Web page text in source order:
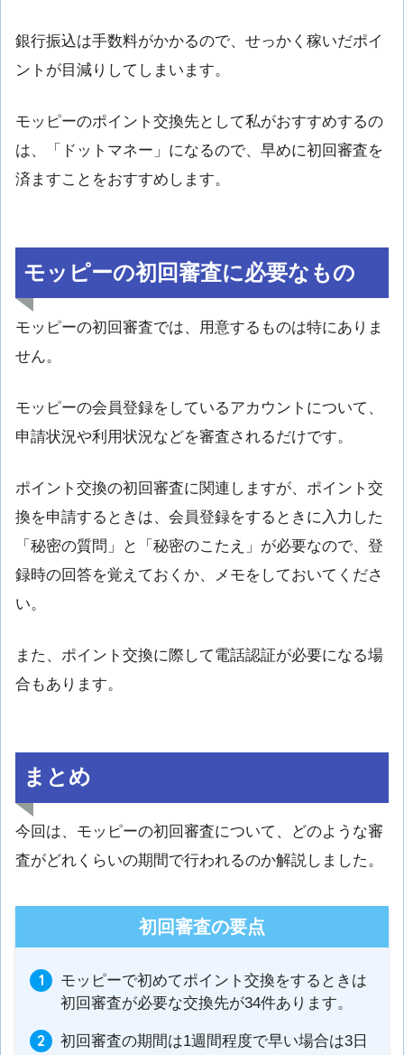
銀行振込は手数料がかかるので、せっかく稼いだポイ
ントが目減りしてしまいます。
モッピーのポイント交換先として私がおすすめするの
は、「
ドットマネー 」になるので、早めに初回審査を
済ますことをおすすめします。
モッピーの初回審査に必要なもの
モッピーの初回審査では、用意するものは特にありま
せん。
モッピーの会員登録をしているアカウントについて、
申請状況や利用状況などを審査されるだけです。
ポイント交換の初回審査に関連しますが、ポイント交
換を申請するときは、会員登録をするときに入力した
「 秘密の質問 」と「 秘密のこたえ 」が必要なので、登
録時の回答を覚えておくか、メモをしておいてくださ
い。
また、ポイント交換に際して電話認証が必要になる場
合もあります。
まとめ
今回は、モッピーの初回審査について、どのような審
査がどれくらいの期間で行われるのか解説しました。
初回審査の要点
モッピーで初めてポイント交換をするときは
初回審査が必要な交換先が34件あります。
初回審査の期間は1週間程度で早い場合は3日